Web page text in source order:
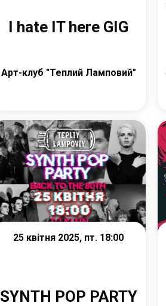
I hate IT here GIG
Арт-клуб "Теплий Ламповий"
Детальніше
25 квітня 2025, пт. 18:00
SYNTH POP PARTY